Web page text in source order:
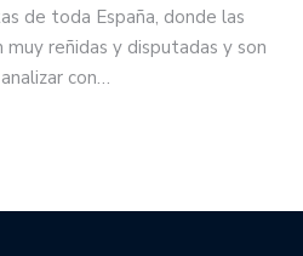
de toda España, donde las
reñidas y disputadas y son
con…